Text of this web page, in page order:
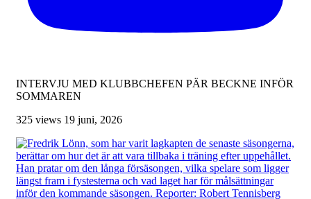
INTERVJU MED KLUBBCHEFEN PÄR BECKNE INFÖR
SOMMAREN
325 views 19 juni, 2026